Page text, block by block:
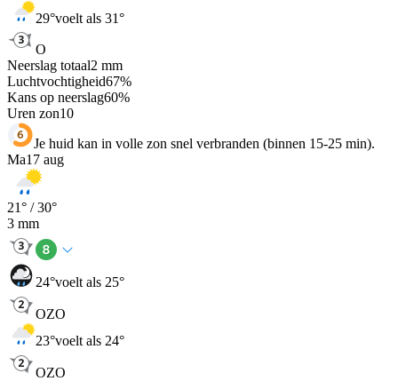
29°voelt als 31°
O
Neerslag totaal2 mm
Luchtvochtigheid67%
Kans op neerslag60%
Uren zon10
Je huid kan in volle zon snel verbranden (binnen 15-25 min).
Ma17 aug
21° /30°
3 mm
24°voelt als 25°
OZO
23°voelt als 24°
OZO